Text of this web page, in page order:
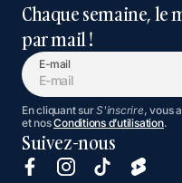
Chaque semaine, le
par mail !
E-mail
En cliquant surS'inscrire, vous
et nosConditions d’utilisation.
Suivez-nous